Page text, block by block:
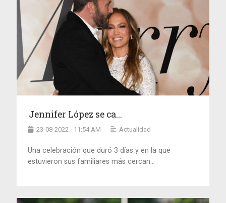
Jennifer López se ca...
23-08-2022 - 11:54 AM Actualidad
Una celebración que duró 3 días y en la que
estuvieron sus familiares más cercan...